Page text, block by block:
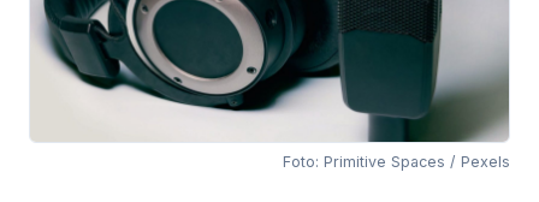
Foto: Primitive Spaces / Pexels